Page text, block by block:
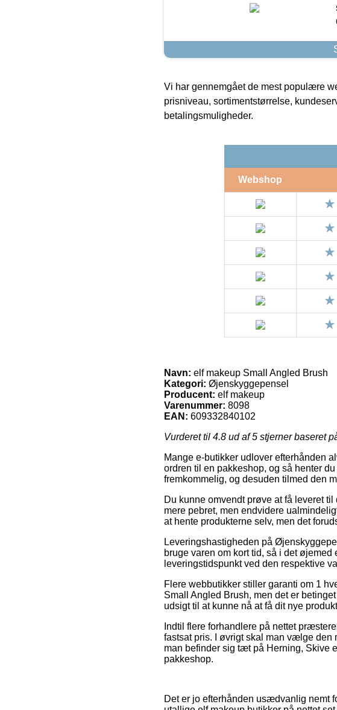
Vi har gennemgået de mest populære
prisniveau, sortimentstørrelse,
betalingsmuligheder.
Webshop
Navn: elf makeup Small Angled Brush
Kategori: Øjenskyggepensel
Producent: elf makeup
Varenummer: 8098
EAN: 609332840102
Vurderet til 4.8 ud af 5 stjerner baseret
Mange e-butikker udlover efterhånden
ordren til en pakkeshop, og så henter
fremkommelig, og desuden tilmed den
Du kunne omvendt prøve at få leveret
mere pebret, men endvidere
at hente produkterne selv, men det
Leveringshastigheden på
bruge varen om kort tid, så i det
leveringstidspunkt ved den respektive
Flere webbutikker stiller garanti om 1
Small Angled Brush, men det er
udsigt til at kunne nå at få dit nye
Indtil flere forhandlere på nettet
fastsat pris. I øvrigt skal man vælge
man befinder sig tæt på Herning, Skive
pakkeshop.
Det er jo efterhånden usædvanlig nemt